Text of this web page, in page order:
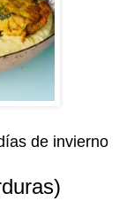
de invierno